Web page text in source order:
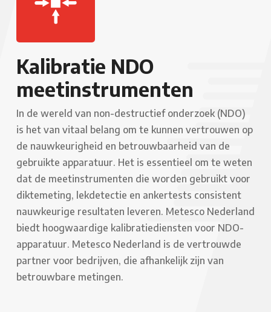
Kalibratie NDO
meetinstrumenten
In de wereld van non-destructief onderzoek (NDO)
is het van vitaal belang om te kunnen vertrouwen op
de nauwkeurigheid en betrouwbaarheid van de
gebruikte apparatuur. Het is essentieel om te weten
dat de meetinstrumenten die worden gebruikt voor
diktemeting, lekdetectie en ankertests consistent
nauwkeurige resultaten leveren. Metesco Nederland
biedt hoogwaardige kalibratiediensten voor NDO-
apparatuur. Metesco Nederland is de vertrouwde
partner voor bedrijven, die afhankelijk zijn van
betrouwbare metingen.